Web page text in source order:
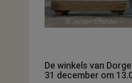
De winkels van
31 december om